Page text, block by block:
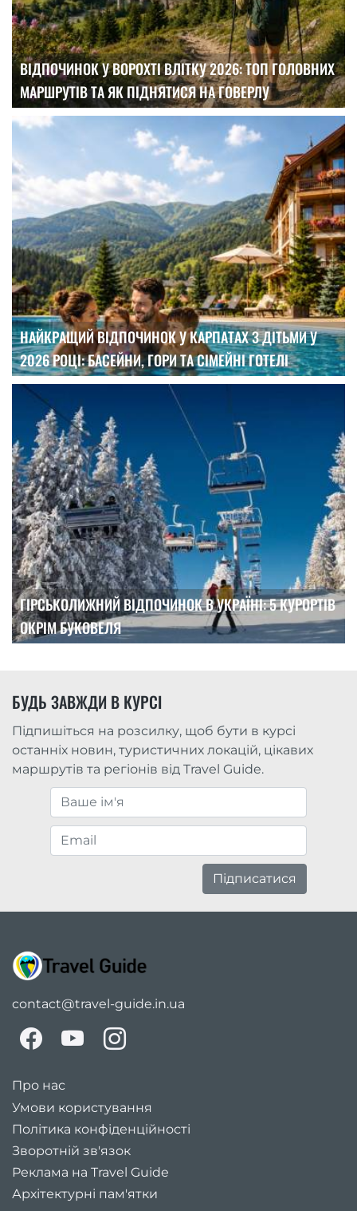
ВІДПОЧИНОК У ВОРОХТІ ВЛІТКУ 2026: ТОП ГОЛОВНИХ
МАРШРУТІВ ТА ЯК ПІДНЯТИСЯ НА ГОВЕРЛУ
НАЙКРАЩИЙ ВІДПОЧИНОК У КАРПАТАХ З ДІТЬМИ У
2026 РОЦІ: БАСЕЙНИ, ГОРИ ТА СІМЕЙНІ ГОТЕЛІ
ГІРСЬКОЛИЖНИЙ ВІДПОЧИНОК В УКРАЇНІ: 5 КУРОРТІВ
ОКРІМ БУКОВЕЛЯ
БУДЬ ЗАВЖДИ В КУРСІ
Підпишіться на розсилку, щоб бути в курсі
останніх новин, туристичних локацій, цікавих
маршрутів та регіонів від Travel Guide.
Підписатися
contact@travel-guide.in.ua
Про нас
Умови користування
Політика конфіденційності
Зворотній зв'язок
Реклама на Travel Guide
Архітектурні пам'ятки